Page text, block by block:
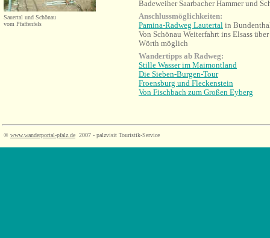
Sauertal und Schönau
vom Pfaffenfels
Badeweiher Saarbacher Hammer und
Anschlussmöglichkeiten:
Pamina-Radweg Lautertal in
Von Schönau Weiterfahrt ins Elsass
Wörth möglich
Wandertipps ab Radweg:
Stille Wasser im Maimontland
Die Sieben-Burgen-Tour
Froensburg und Fleckenstein
Von Fischbach zum Großen Eyberg
© www.wanderportal-pfalz.de 2007 - palzvisit Touristik-Service